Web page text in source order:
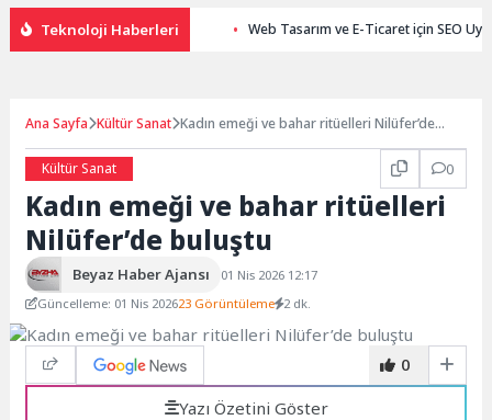
Teknoloji Haberleri Web Tasarım ve E-Ticaret için SEO
Ana Sayfa Kültür Sanat Kadın emeği ve bahar ritüelleri Nilüfer’de
Kültür Sanat
0
Kadın emeği ve bahar ritüelleri
Nilüfer’de buluştu
Beyaz Haber Ajansı
01 Nis 2026 12:17
Güncelleme: 01 Nis 202623 Görüntüleme 2 dk.
0
Yazı Özetini Göster